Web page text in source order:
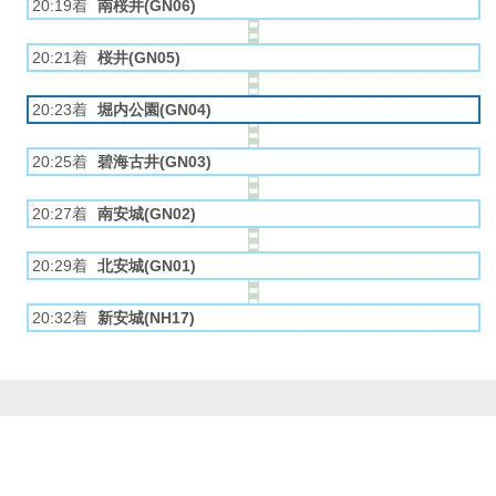
20:19着 南桜井(GN06)
20:21着 桜井(GN05)
20:23着 堀内公園(GN04)
20:25着 碧海古井(GN03)
20:27着 南安城(GN02)
20:29着 北安城(GN01)
20:32着 新安城(NH17)